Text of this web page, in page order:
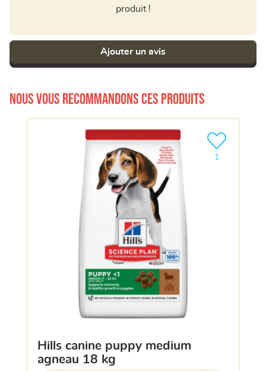
produit !
Ajouter un avis
Nous vous recommandons ces produits
hills canine puppy medium
agneau 18 kg
1
Ajouter le